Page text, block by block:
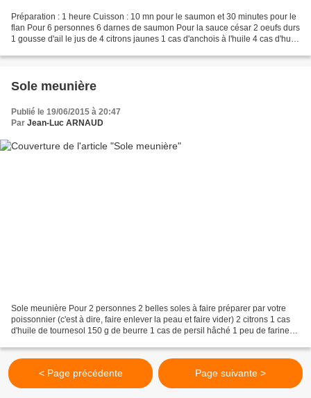
Préparation : 1 heure Cuisson : 10 mn pour le saumon et 30 minutes pour le
flan Pour 6 personnes 6 darnes de saumon Pour la sauce césar 2 oeufs durs
1 gousse d'ail le jus de 4 citrons jaunes 1 cas d'anchois à l'huile 4 cas d'huile
Sole meunière
Publié le 19/06/2015 à 20:47
Par Jean-Luc ARNAUD
Sole meunière Pour 2 personnes 2 belles soles à faire préparer par votre
poissonnier (c'est à dire, faire enlever la peau et faire vider) 2 citrons 1 cas
d'huile de tournesol 150 g de beurre 1 cas de persil hâché 1 peu de farine
< Page précédente Page suivante >